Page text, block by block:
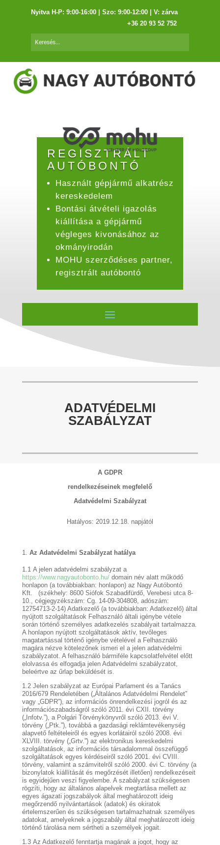
Nyitva H-P: 9:00-16:00 | Szo: 9:00-12:00 | V: zárva
+36 20 93 52 752
REGISZTRÁLT
AUTÓBONTÓ
Használt gépjármű alkatrész
kereskedelem
Bontási átvételi igazolás
kiállítása a gépjármű
végleges kivonásához az
okmányirodán
MOHU szerződéses partner,
regisztrált autóbontó
ADATVÉDELMI
SZABÁLYZAT
A GDPR
rendelkezéseinek megfelelő
Adatvédelmi Szabályzat
Hatályos: 2019.12.18. napjától
Az Adatvédelmi Szabályzat hatálya
1.1 A jelen adatvédelmi szabályzat a
https://www.nagyautobonto.hu/domain név alatt működő
honlapon (a továbbiakban: honlapon) az Nagy Autóbontó
Kft. (székhely: 8600 Siófok Szabadifürdő, Verebesi utca 8-
10., cégjegyzékszám: Cg. 14-09-304808, adószám:
12754713-2-14) Adatkezelő (a továbbiakban: Adatkezelő) által
nyújtott szolgáltatások Felhasználó általi igénybe vétele
során történő személyes adatkezelés szabályait tartalmazza.
A honlapon nyújtott szolgáltatások aktív, tevőleges
magatartással történő igénybe vételével a Felhasználó
magára nézve kötelezőnek ismeri el a jelen adatvédelmi
szabályzatot. A felhasználó bármiféle kapcsolatfelvétel előtt
elolvassa és elfogadja jelen Adatvédelmi szabályzatot,
beleértve az űrlap beküldését is.
1.2 Jelen szabályzat az Európai Parlament és a Tanács
2016/679 Rendeletében („Általános Adatvédelmi Rendelet”
vagy „GDPR”), az információs önrendelkezési jogról és az
információszabadságról szóló 2011. évi CXII. törvény
(„Infotv.”), a Polgári Törvénykönyvről szóló 2013. évi V.
törvény („Ptk.”), továbbá a gazdasági reklámtevékenység
alapvető feltételeiről és egyes korlátairól szóló 2008. évi
XLVIII. törvény („Grtv.”) az elektronikus kereskedelmi
szolgáltatások, az információs társadalommal összefüggő
szolgáltatások egyes kérdéseiről szóló 2001. évi CVIII.
törvény, valamint a számvitelről szóló 2000. évi C. törvény (a
bizonylatok kiállítását és megőrzését illetően) rendelkezéseit
is egyidejűen veszi figyelembe. A szabályzat szükségesen
rögzíti, hogy az általános alapelvek megtartása mellett az
egyes ágazati jogszabályok által meghatározott ideig
megőrzendő nyilvántartások (adatok) és okiratok
értelemszerűen és szükségesen tartalmazhatnak személyes
adatokat, amelyeknek a jogszabály által meghatározott ideig
történő tárolása nem sértheti a személyek jogait.
1.3 Az Adatkezelő fenntartja magának a jogot, hogy az